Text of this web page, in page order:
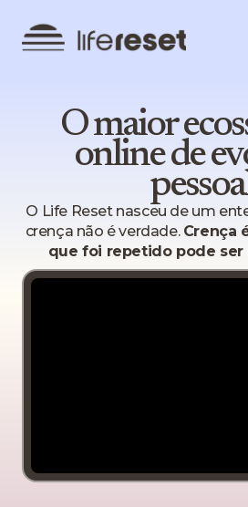
O maior
online de
O Life Reset nasceu de um
crença não é verdade. Crença
que foi repetido pode ser